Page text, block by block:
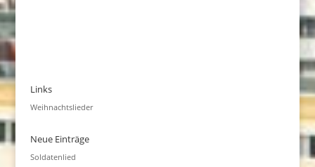
Links
Weihnachtslieder
Neue Einträge
Soldatenlied